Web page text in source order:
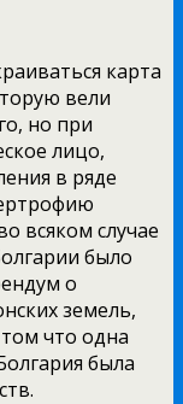
карта
вели
но при
лицо,
в ряде
всяком случае
было
о
земель,
что одна
была